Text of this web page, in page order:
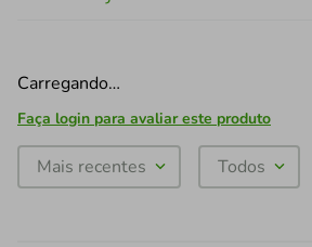
Carregando…
Faça login para avaliar este produto
Mais recentes Todos